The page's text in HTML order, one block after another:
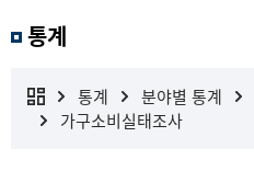
통계
통계 분야별 통계
가구소비실태조사